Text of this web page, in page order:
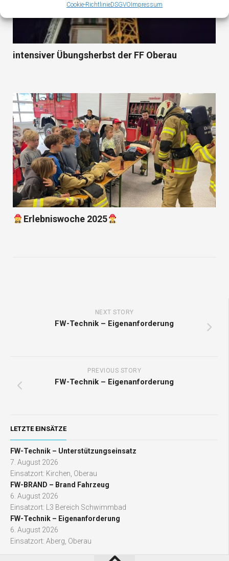
Cookie-RichtlinieDSGVOImpressum
intensiver Übungsherbst der FF Oberau
Erlebniswoche 2025
NEXT STORY
FW-Technik – Eigenanforderung
PREVIOUS STORY
FW-Technik – Eigenanforderung
LETZTE EINSÄTZE
FW-Technik – Unterstützungseinsatz
7. August 2026
Einsatzort: Kirchen, Oberau
FW-BRAND – Brand Fahrzeug
6. August 2026
Einsatzort: L3 Bereich Schwimmbad
FW-Technik – Eigenanforderung
6. August 2026
Einsatzort: Aberg, Oberau